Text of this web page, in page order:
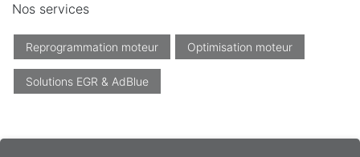
Nos services
Reprogrammation moteur Optimisation moteur
Solutions EGR & AdBlue